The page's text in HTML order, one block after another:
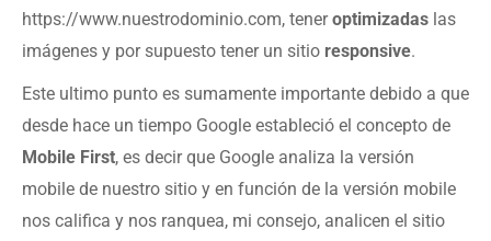
https://www.nuestrodominio.com, teneroptimizadas las
imágenes y por supuesto tener un sitio responsive.
Este ultimo punto es sumamente importante debido a que
desde hace un tiempo Google estableció el concepto de
Mobile First, es decir que Google analiza la versión
mobile de nuestro sitio y en función de la versión mobile
nos califica y nos ranquea, mi consejo, analicen el sitio